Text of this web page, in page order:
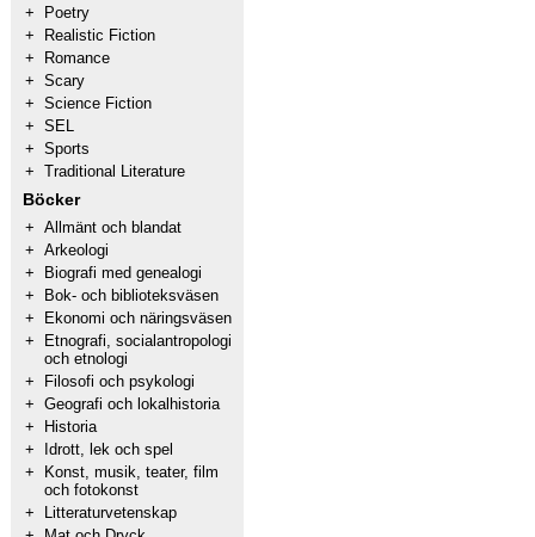
+
Poetry
+
Realistic Fiction
+
Romance
+ Scary
+ Science Fiction
+ SEL
+ Sports
+ Traditional Literature
Böcker
+ Allmänt och blandat
+ Arkeologi
+
Biografi med genealogi
+
Bok- och biblioteksväsen
+
Ekonomi och näringsväsen
+
Etnografi, socialantropologi
och etnologi
+
Filosofi och psykologi
+ Geografi och lokalhistoria
+
Historia
+
Idrott, lek och spel
+
Konst, musik, teater, film
och fotokonst
+
Litteraturvetenskap